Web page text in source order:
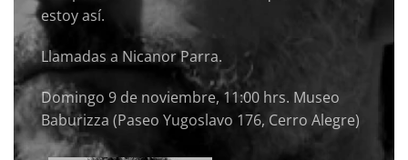
estoy así.
Llamadas a Nicanor Parra.
Domingo 9 de noviembre, 11:00 hrs. Museo
Baburizza (Paseo Yugoslavo 176, Cerro Alegre)